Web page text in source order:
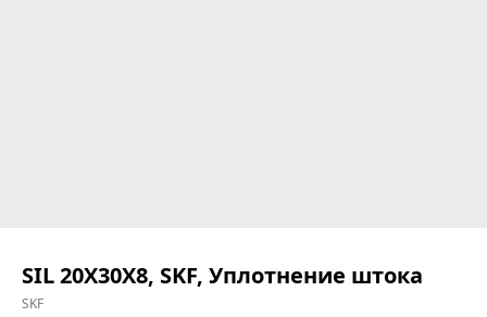
SIL 20X30X8, SKF, Уплотнение штока
SKF